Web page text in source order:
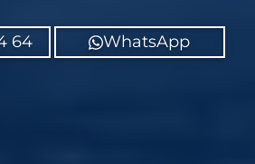
64 WhatsApp